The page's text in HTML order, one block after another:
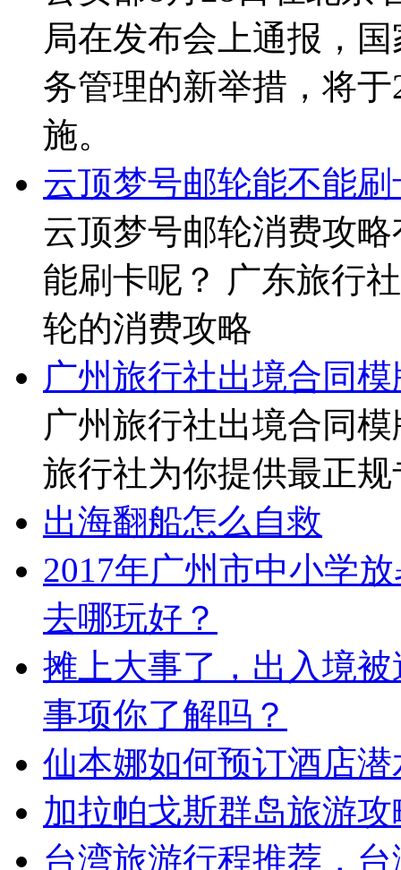
护照和通行证可以异
施！好消息！
公安部8月28日在北京
局在发布会上通报，
务管理的新举措，将
施。
云顶梦号邮轮能不能
云顶梦号邮轮消费攻
能刷卡呢？ 广东旅行
轮的消费攻略
广州旅行社出境合同
广州旅行社出境合同
旅行社为你提供最正
出海翻船怎么自救
2017年广州市中小学
去哪玩好？
摊上大事了，出入境
事项你了解吗？